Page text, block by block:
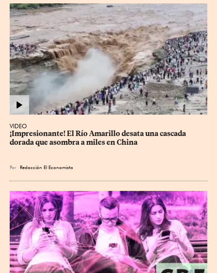
VIDEO
¡Impresionante! El Río Amarillo desata una cascada
dorada que asombra a miles en China
Por Redacción El Economista